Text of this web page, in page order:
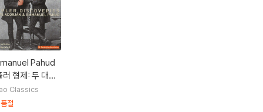
Pahud
러 형제: 두 대의
를 위한 소나
원 환상곡 외 (D
Classics
절